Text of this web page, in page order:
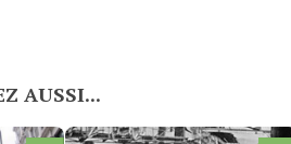
AUSSI...